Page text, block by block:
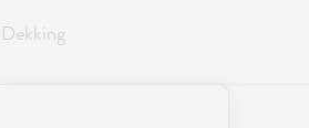
Dekking